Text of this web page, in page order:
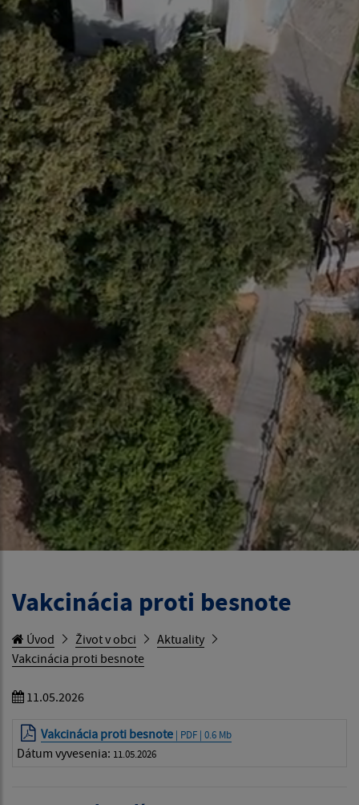
Vakcinácia proti besnote
Úvod Život v obci
Aktuality
Vakcinácia proti besnote
11.05.2026
Vakcinácia proti besnote | PDF | 0.6 Mb
Dátum vyvesenia: 11.05.2026